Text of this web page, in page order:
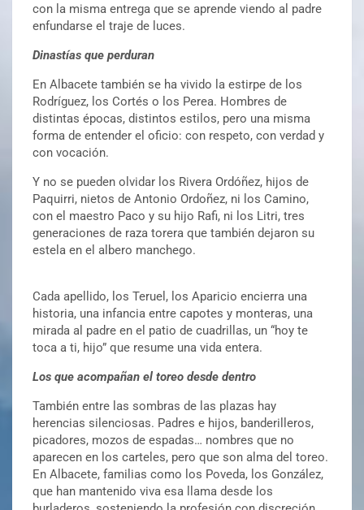
con la misma entrega que se aprende viendo al padre
enfundarse el traje de luces.
Dinastías que perduran
En Albacete también se ha vivido la estirpe de los
Rodríguez, los Cortés o los Perea. Hombres de
distintas épocas, distintos estilos, pero una misma
forma de entender el oficio: con respeto, con verdad y
con vocación.
Y no se pueden olvidar los Rivera Ordóñez, hijos de
Paquirri, nietos de Antonio Ordoñez, ni los Camino,
con el maestro Paco y su hijo Rafi, ni los Litri, tres
generaciones de raza torera que también dejaron su
estela en el albero manchego.
Cada apellido, los Teruel, los Aparicio encierra una
historia, una infancia entre capotes y monteras, una
mirada al padre en el patio de cuadrillas, un “hoy te
toca a ti, hijo” que resume una vida entera.
Los que acompañan el toreo desde dentro
También entre las sombras de las plazas hay
herencias silenciosas. Padres e hijos, banderilleros,
picadores, mozos de espadas… nombres que no
aparecen en los carteles, pero que son alma del toreo.
En Albacete, familias como los Poveda, los González,
que han mantenido viva esa llama desde los